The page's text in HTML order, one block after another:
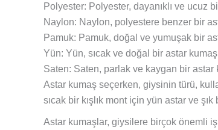
Polyester: Polyester, dayanıklı ve ucuz
Naylon: Naylon, polyestere benzer bir
Pamuk: Pamuk, doğal ve yumuşak bir
Yün: Yün, sıcak ve doğal bir astar
Saten: Saten, parlak ve kaygan bir astar
Astar kumaş seçerken, giysinin türü,
sıcak bir kışlık mont için yün astar ve
Astar kumaşlar, giysilere birçok önemli